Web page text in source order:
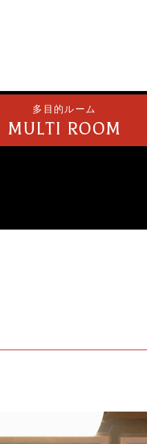
多目的ルーム
MULTI ROOM